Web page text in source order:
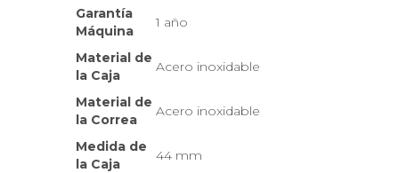
Garantía
Máquina
1 año
Material de
la Caja
Acero inoxidable
Material de
la Correa
Acero inoxidable
Medida de
la Caja
44 mm